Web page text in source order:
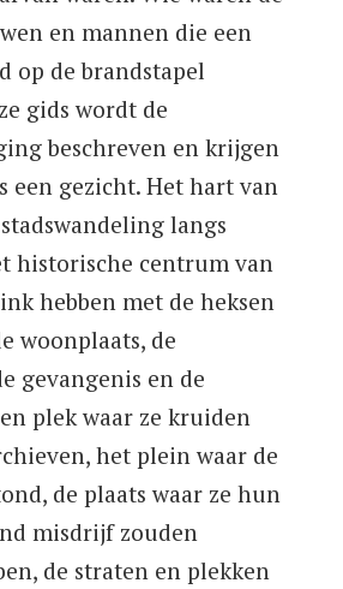
en mannen die een
op de brandstapel
gids wordt de
beschreven en krijgen
een gezicht. Het hart van
langs
historische centrum van
hebben met de heksen
woonplaats, de
gevangenis en de
plek waar ze kruiden
het plein waar de
de plaats waar ze hun
misdrijf zouden
de straten en plekken